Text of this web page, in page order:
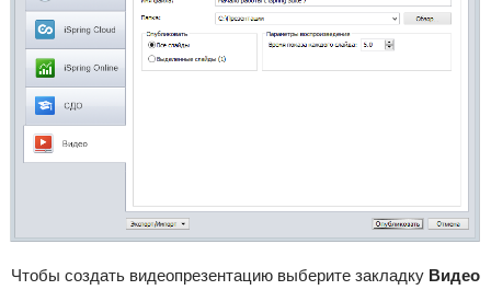
Чтобы создать видеопрезентацию выберите закладку Видео